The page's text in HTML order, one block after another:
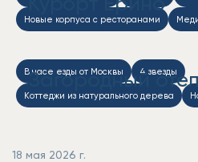
Новые корпуса с ресторанами
В часе езды от Москвы 4 звезды
Коттеджи из натурального дерева
Загородный
18 мая 2026 г.